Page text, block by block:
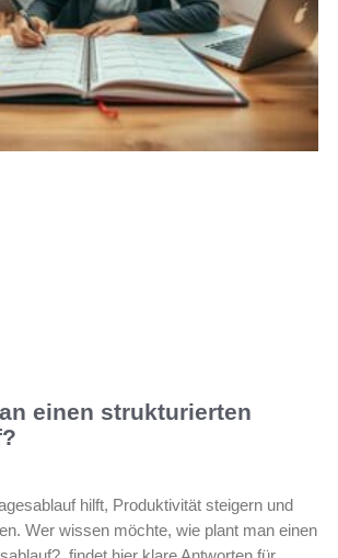
einen strukturierten
hilft, Produktivität steigern und
Wer wissen möchte, wie plant man einen